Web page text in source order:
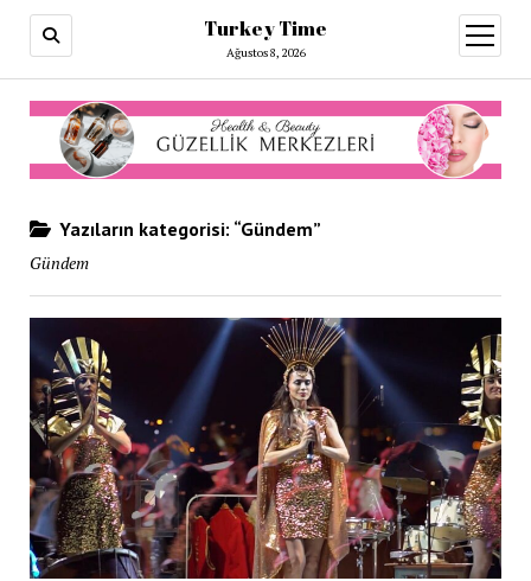
Turkey Time
Ağustos 8, 2026
aç
Yazıların kategorisi: “Gündem”
Gündem